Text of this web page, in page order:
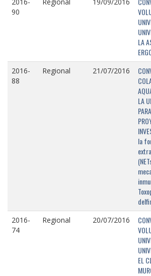
90
LA
2016-
88
Regional 21/07/2016
LA
la
2016-
74
Regional 20/07/2016
EL